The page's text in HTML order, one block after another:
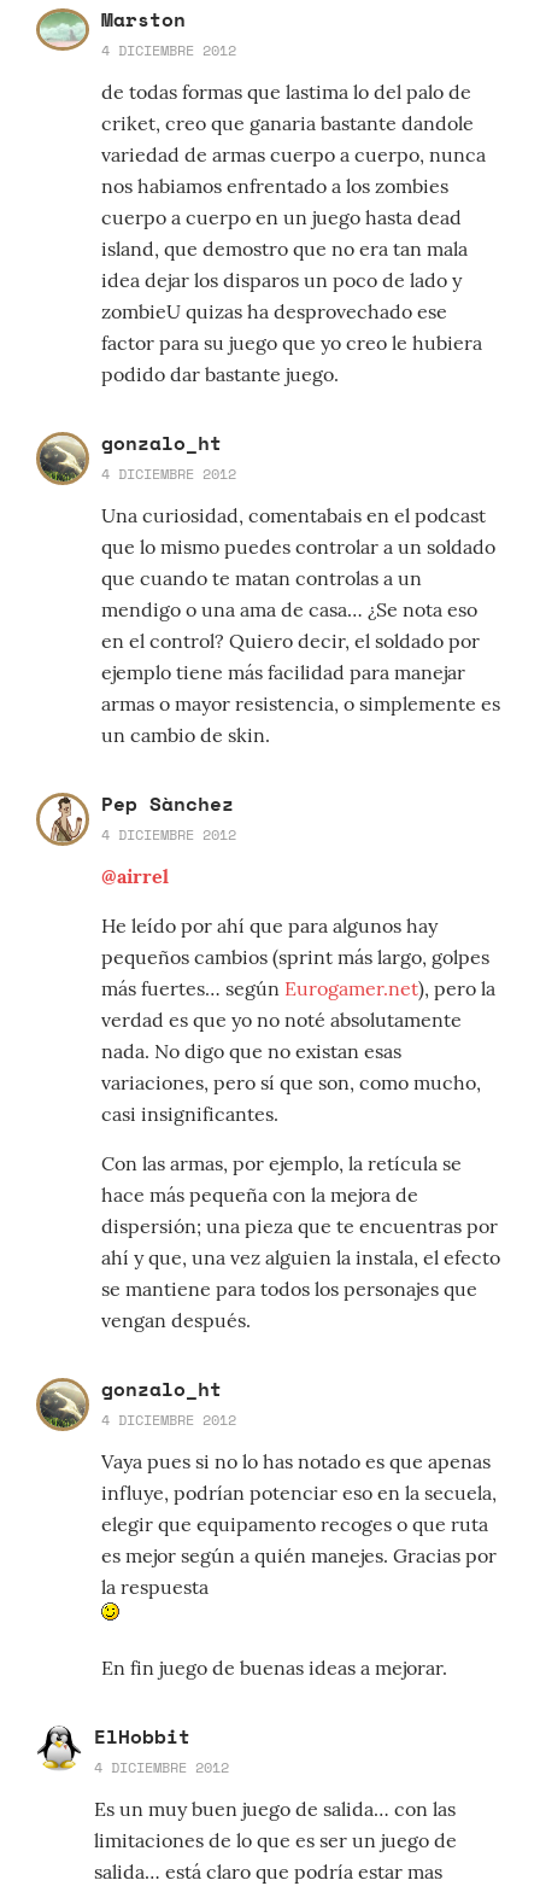
Marston
4 DICIEMBRE 2012
de todas formas que lastima lo del palo de
criket, creo que ganaria bastante dandole
variedad de armas cuerpo a cuerpo, nunca
nos habiamos enfrentado a los zombies
cuerpo a cuerpo en un juego hasta dead
island, que demostro que no era tan mala
idea dejar los disparos un poco de lado y
zombieU quizas ha desprovechado ese
factor para su juego que yo creo le hubiera
podido dar bastante juego.
gonzalo_ht
4 DICIEMBRE 2012
Una curiosidad, comentabais en el podcast
que lo mismo puedes controlar a un soldado
que cuando te matan controlas a un
mendigo o una ama de casa… ¿Se nota eso
en el control? Quiero decir, el soldado por
ejemplo tiene más facilidad para manejar
armas o mayor resistencia, o simplemente es
un cambio de skin.
Pep Sànchez
4 DICIEMBRE 2012
@airrel
He leído por ahí que para algunos hay
pequeños cambios (sprint más largo, golpes
más fuertes… según Eurogamer.net), pero la
verdad es que yo no noté absolutamente
nada. No digo que no existan esas
variaciones, pero sí que son, como mucho,
casi insignificantes.
Con las armas, por ejemplo, la retícula se
hace más pequeña con la mejora de
dispersión; una pieza que te encuentras por
ahí y que, una vez alguien la instala, el efecto
se mantiene para todos los personajes que
vengan después.
gonzalo_ht
4 DICIEMBRE 2012
Vaya pues si no lo has notado es que apenas
influye, podrían potenciar eso en la secuela,
elegir que equipamento recoges o que ruta
es mejor según a quién manejes. Gracias por
la respuesta
En fin juego de buenas ideas a mejorar.
ElHobbit
4 DICIEMBRE 2012
Es un muy buen juego de salida… con las
limitaciones de lo que es ser un juego de
salida… está claro que podría estar mas